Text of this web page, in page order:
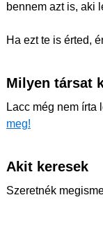
bennem azt is, aki
Ha ezt te is érted,
Milyen társat
Lacc még nem írta
meg!
Akit keresek
Szeretnék